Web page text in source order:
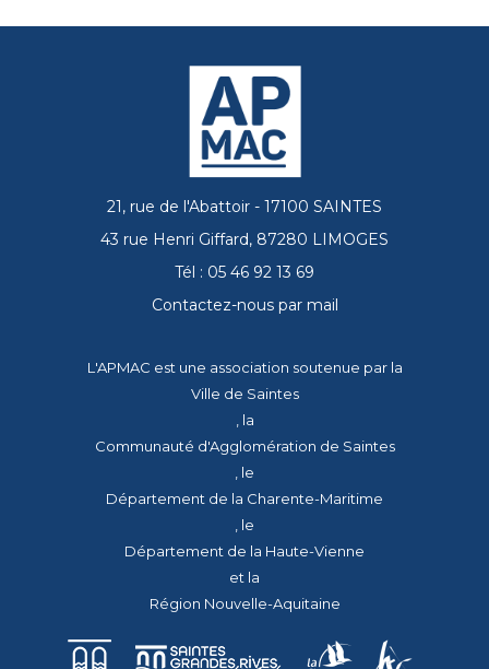
21, rue de l'Abattoir - 17100 SAINTES
43 rue Henri Giffard, 87280 LIMOGES
Tél : 05 46 92 13 69
Contactez-nous par mail
L'APMAC est une association soutenue par la
Ville de Saintes
, la
Communauté d'Agglomération de Saintes
, le
Département de la Charente-Maritime
, le
Département de la Haute-Vienne
et la
Région Nouvelle-Aquitaine